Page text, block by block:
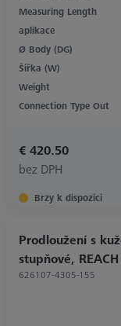
Measuring Length
aplikace
Ø Body (DG)
Šířka (W)
Weight
Connection Type Out
€ 420.50
bez DPH
Brzy k dispozici
Prodloužení s
stupňové,
626107-4305-155